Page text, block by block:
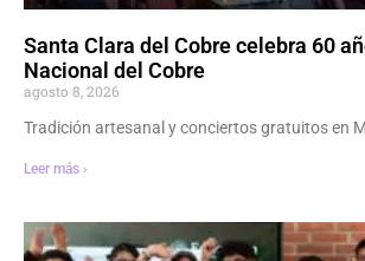
Santa Clara del Cobre celebra 60
Nacional del Cobre
agosto 8, 2026
Tradición artesanal y conciertos gratuitos en
Leer más ›